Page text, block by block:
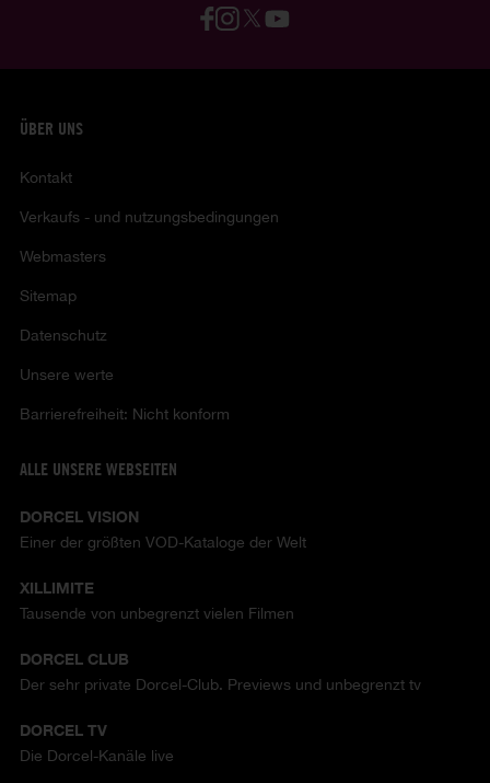
ÜBER UNS
Kontakt
Verkaufs - und nutzungsbedingungen
Webmasters
Sitemap
Datenschutz
Unsere werte
Barrierefreiheit: Nicht konform
ALLE UNSERE WEBSEITEN
DORCEL VISION
Einer der größten VOD-Kataloge der Welt
XILLIMITE
Tausende von unbegrenzt vielen Filmen
DORCEL CLUB
Der sehr private Dorcel-Club. Previews und unbegrenzt tv
DORCEL TV
Die Dorcel-Kanäle live